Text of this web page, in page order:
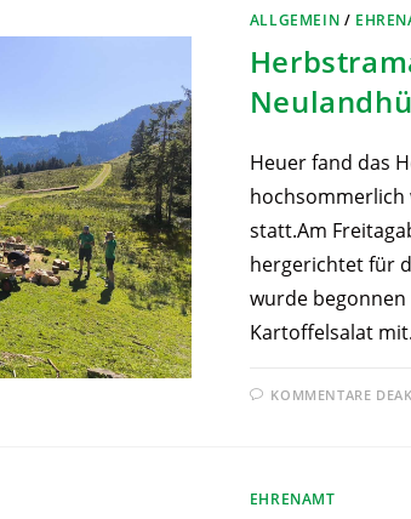
ALLGEMEIN /
Heuer fand das
statt.Am
hergerichtet für
wurde
Kartoffelsalat
KOMMENTARE
EHRENAMT